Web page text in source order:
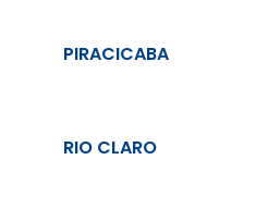
PIRACICABA
RIO CLARO